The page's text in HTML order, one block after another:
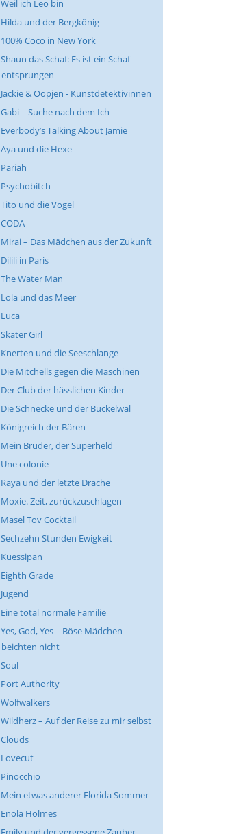
Weil ich Leo bin
Hilda und der Bergkönig
100% Coco in New York
Shaun das Schaf: Es ist ein Schaf
entsprungen
Jackie & Oopjen - Kunstdetektivinnen
Gabi – Suche nach dem Ich
Everbody’s Talking About Jamie
Aya und die Hexe
Pariah
Psychobitch
Tito und die Vögel
CODA
Mirai – Das Mädchen aus der Zukunft
Dilili in Paris
The Water Man
Lola und das Meer
Luca
Skater Girl
Knerten und die Seeschlange
Die Mitchells gegen die Maschinen
Der Club der hässlichen Kinder
Die Schnecke und der Buckelwal
Königreich der Bären
Mein Bruder, der Superheld
Une colonie
Raya und der letzte Drache
Moxie. Zeit, zurückzuschlagen
Masel Tov Cocktail
Sechzehn Stunden Ewigkeit
Kuessipan
Eighth Grade
Jugend
Eine total normale Familie
Yes, God, Yes – Böse Mädchen
beichten nicht
Soul
Port Authority
Wolfwalkers
Wildherz – Auf der Reise zu mir selbst
Clouds
Lovecut
Pinocchio
Mein etwas anderer Florida Sommer
Enola Holmes